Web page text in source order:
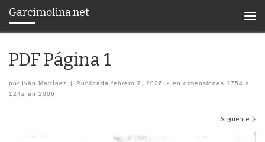
Saltar al contenido
Garcimolina.net
PDF Página 1
por Iván Martínez | Publicadafebrero 7, 2026 - en dimensiones 1754 ×
1242 en 2006
Siguiente